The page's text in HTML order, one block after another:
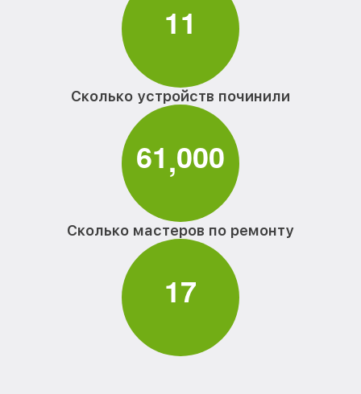
11
Сколько устройств починили
61,000
Сколько мастеров по ремонту
17